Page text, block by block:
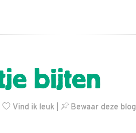
bijten
Vind ik leuk Bewaar deze blog